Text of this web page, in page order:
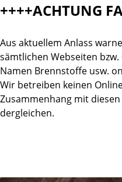
++++ACHTUNG
Aus aktuellem Anlass
sämtlichen Webseiten
Namen Brennstoffe usw.
Wir betreiben keinen
Zusammenhang mit
dergleichen.